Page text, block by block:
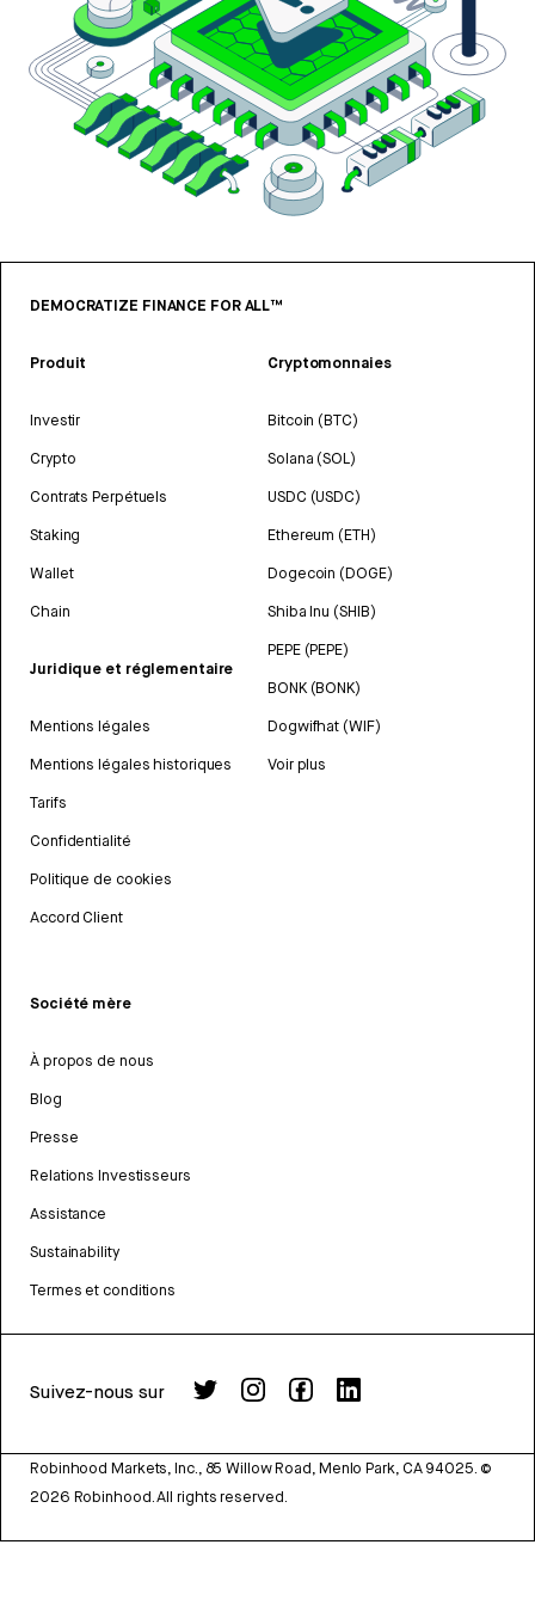
DEMOCRATIZE FINANCE FOR ALL™
Produit
Investir
Crypto
Contrats Perpétuels
Staking
Wallet
Chain
Juridique et réglementaire
Mentions légales
Mentions légales historiques
Tarifs
Confidentialité
Politique de cookies
Accord Client
Cryptomonnaies
Bitcoin (BTC)
Solana (SOL)
USDC (USDC)
Ethereum (ETH)
Dogecoin (DOGE)
Shiba Inu (SHIB)
PEPE (PEPE)
BONK (BONK)
Dogwifhat (WIF)
Voir plus
Société mère
À propos de nous
Blog
Presse
Relations Investisseurs
Assistance
Sustainability
Termes et conditions
Suivez-nous sur
Robinhood Markets, Inc., 85 Willow Road, Menlo Park, CA 94025. ©
2026 Robinhood. All rights reserved.